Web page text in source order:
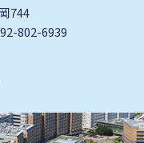
744
802-6939